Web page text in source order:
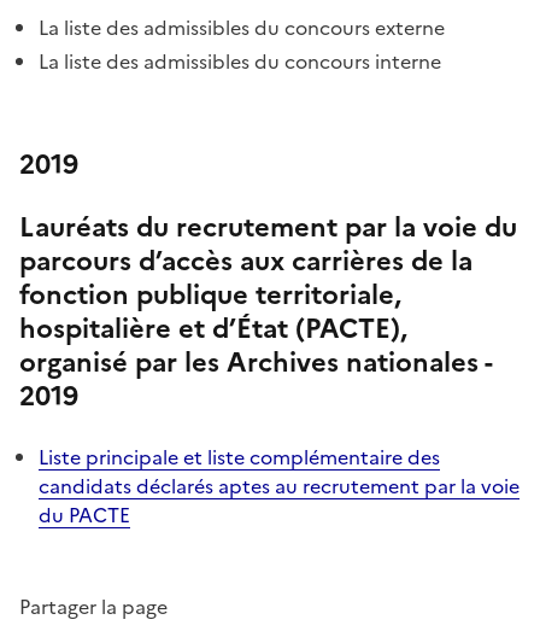
La liste des admissibles du concours externe
La liste des admissibles du concours interne
2019
Lauréats du recrutement par la voie du
parcours d’accès aux carrières de la
fonction publique territoriale,
hospitalière et d’État (PACTE),
organisé par les Archives nationales -
2019
Liste principale et liste complémentaire des
candidats déclarés aptes au recrutement par la voie
du PACTE
Partager la page